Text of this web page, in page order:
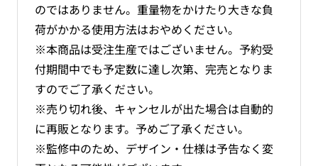
のではありません。重量物をかけたり大きな負
荷がかかる使用方法はおやめください。
※本商品は受注生産ではございません。予約受
付期間中でも予定数に達し次第、完売となりま
すのでご了承ください。
※売り切れ後、キャンセルが出た場合は自動的
に再販となります。予めご了承ください。
※監修中のため、デザイン・仕様は予告なく変